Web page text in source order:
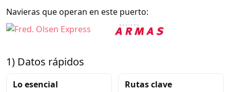
Navieras que operan en este puerto:
1) Datos rápidos
Lo esencial
Rutas clave